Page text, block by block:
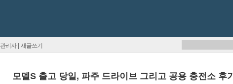
관리자| 새글쓰기
모델S 출고 당일, 파주 드라이브 그리고 공용 충전소 후기